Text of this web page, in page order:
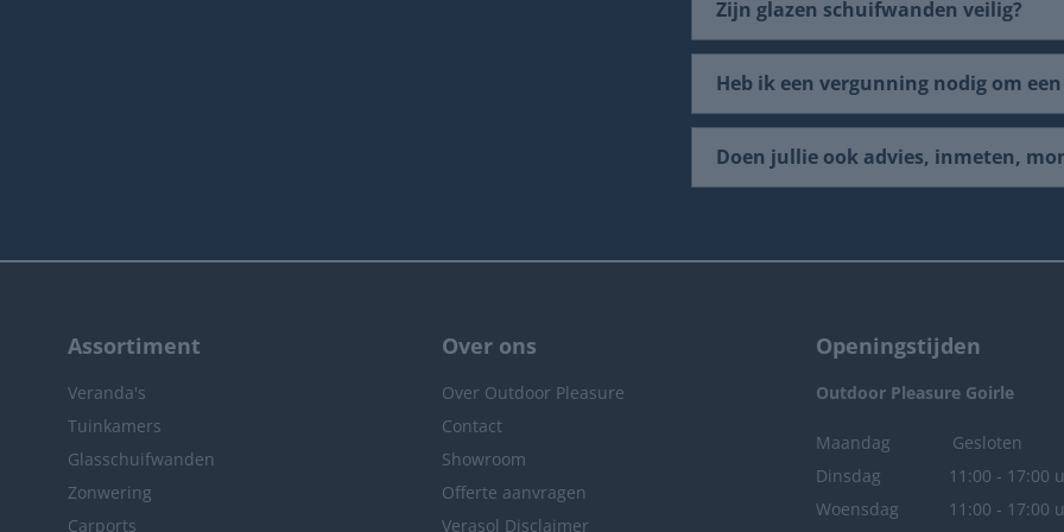
Zijn glazen schuifwanden veilig?
Heb ik een vergunning nodig om
Doen jullie ook advies, inmeten,
Assortiment
Veranda's
Tuinkamers
Glasschuifwanden
Zonwering
Carports
Over ons
Over Outdoor Pleasure
Contact
Showroom
Offerte aanvragen
Verasol Disclaimer
Openingstijden
Outdoor Pleasure Goirle
Maandag
Gesloten
Dinsdag
11:00 - 17:00
Woensdag
11:00 - 17:00